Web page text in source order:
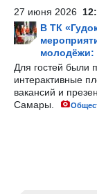
27 июня 2026
В ТК
Для гостей были
интерактивные
вакансий и
Самары.